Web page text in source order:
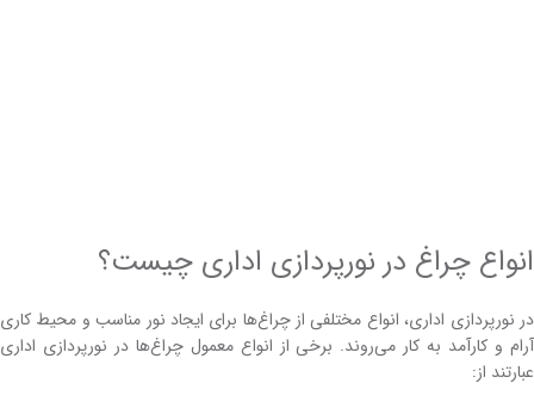
انواع چراغ در نورپردازی اداری چیست؟
در نورپردازی اداری، انواع مختلفی از چراغ‌ها برای ایجاد نور مناسب و محیط کاری
آرام و کارآمد به کار می‌روند. برخی از انواع معمول چراغ‌ها در نورپردازی اداری
عبارتند از: